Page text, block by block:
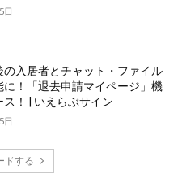
日
の入居者とチャット・ファイル
に！「退去申請マイページ」機
ス！ | いえらぶサイン
日
ドする